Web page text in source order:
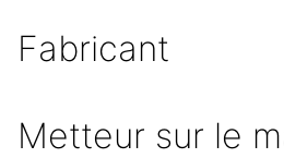
Fabricant
Metteur sur le